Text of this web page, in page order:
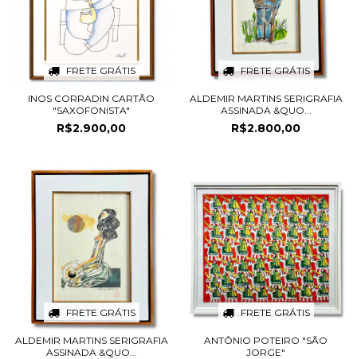
FRETE GRÁTIS
INOS CORRADIN CARTÃO
"SAXOFONISTA"
R$2.900,00
FRETE GRÁTIS
ALDEMIR MARTINS SERIGRAFIA
ASSINADA &QUO...
R$2.800,00
FRETE GRÁTIS
ALDEMIR MARTINS SERIGRAFIA
ASSINADA &QUO...
FRETE GRÁTIS
ANTÔNIO POTEIRO "SÃO
JORGE"